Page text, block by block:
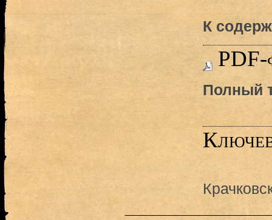
К
PDF-
Полный